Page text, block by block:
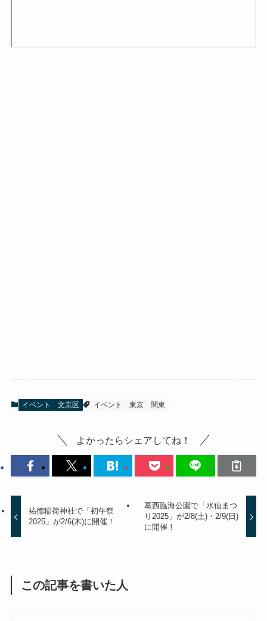
イベント 文京区 イベント 東京 関東
よかったらシェアしてね！
祐徳稲荷神社で「初午祭
2025」が2/6(木)に開催！
葛西臨海公園で「水仙まつ
り2025」が2/8(土)・2/9(日)
に開催！
この記事を書いた人